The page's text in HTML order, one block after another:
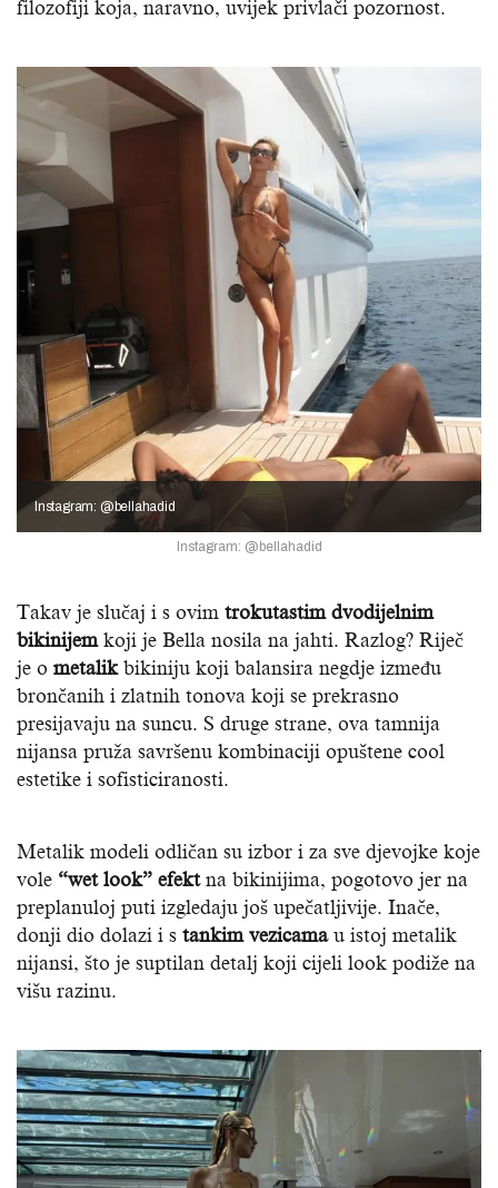
filozofiji koja, naravno, uvijek privlači pozornost.
Instagram: @bellahadid
Instagram: @bellahadid
Takav je slučaj i s ovim trokutastim dvodijelnim
bikinijemkoji je Bella nosila na jahti. Razlog? Riječ
je o metalikbikiniju koji balansira negdje između
brončanih i zlatnih tonova koji se prekrasno
presijavaju na suncu. S druge strane, ova tamnija
nijansa pruža savršenu kombinaciji opuštene cool
estetike i sofisticiranosti.
Metalik modeli odličan su izbor i za sve djevojke koje
vole “wet look” efekt na bikinijima, pogotovo jer na
preplanuloj puti izgledaju još upečatljivije. Inače,
donji dio dolazi i s tankim vezicamau istoj metalik
nijansi, što je suptilan detalj koji cijeli look podiže na
višu razinu.